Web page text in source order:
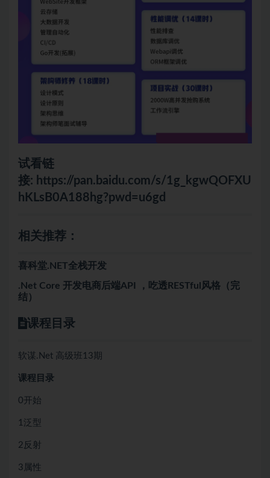
试看链
接: https://pan.baidu.com/s/1g_kgwQOFXU
hKLsB0A188hg?pwd=u6gd
相关推荐：
喜科堂.NET全栈开发
.Net Core 开发电商后端API ，吃透RESTful风格（完
结）
课程目录
软谋.Net 高级班13期
课程目录
0开始
1泛型
2反射
3属性